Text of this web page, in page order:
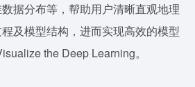
据分布等，帮助用户清晰直观地理
及模型结构，进而实现高效的模型
the Deep Learning。